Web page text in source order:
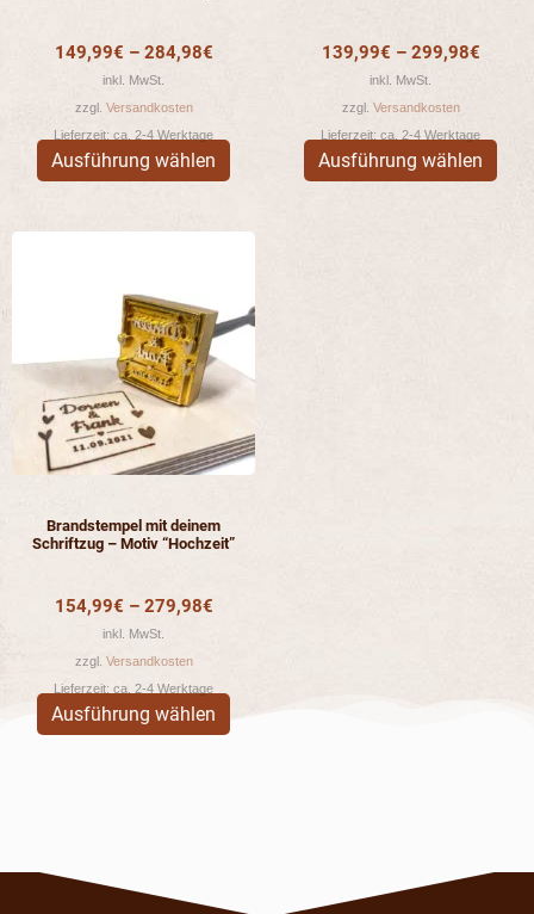
149,99€ – 284,98€
inkl. MwSt.
zzgl. Versandkosten
Lieferzeit: ca. 2-4 Werktage
Ausführung wählen
139,99€ – 299,98€
inkl. MwSt.
zzgl. Versandkosten
Lieferzeit: ca. 2-4 Werktage
Ausführung wählen
Brandstempel mit deinem
Schriftzug – Motiv “Hochzeit”
154,99€ – 279,98€
inkl. MwSt.
zzgl. Versandkosten
Lieferzeit: ca. 2-4 Werktage
Ausführung wählen
mehrere
auf.
können
auf